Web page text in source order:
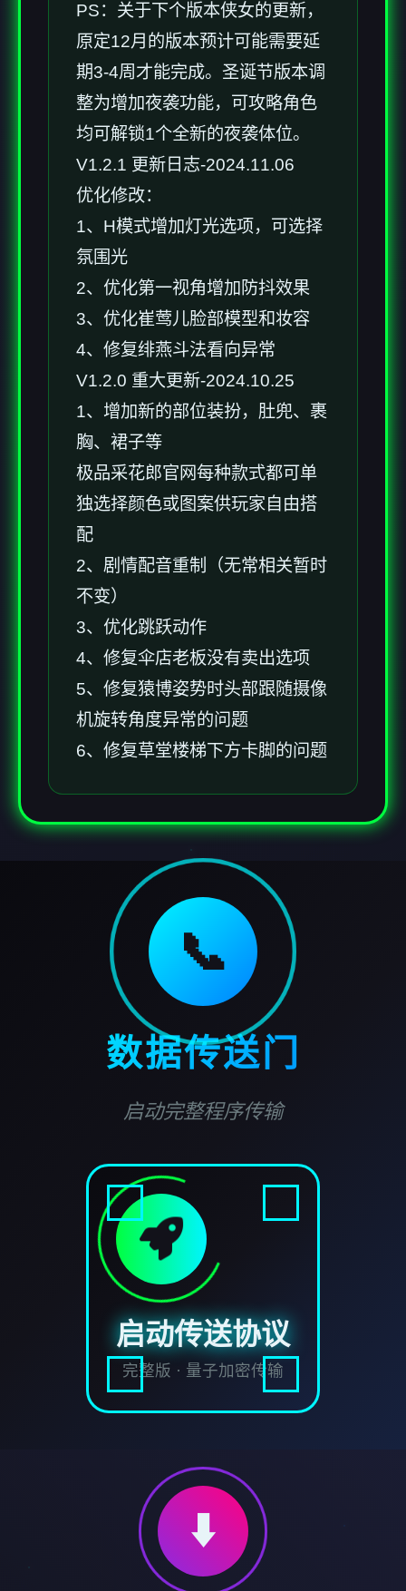
PS：关于下个版本侠女的更新，
原定12月的版本预计可能需要延
期3-4周才能完成。圣诞节版本调
整为增加夜袭功能，可攻略角色
均可解锁1个全新的夜袭体位。
V1.2.1 更新日志-2024.11.06
优化修改：
1、H模式增加灯光选项，可选择
氛围光
2、优化第一视角增加防抖效果
3、优化崔莺儿脸部模型和妆容
4、修复绯燕斗法看向异常
V1.2.0 重大更新-2024.10.25
1、增加新的部位装扮，肚兜、裹
胸、裙子等
极品采花郎官网每种款式都可单
独选择颜色或图案供玩家自由搭
配
2、剧情配音重制（无常相关暂时
不变）
3、优化跳跃动作
4、修复伞店老板没有卖出选项
5、修复猿博姿势时头部跟随摄像
机旋转角度异常的问题
6、修复草堂楼梯下方卡脚的问题
📞
数据传送门
启动完整程序传输
启动传送协议
完整版 · 量子加密传输
⬇️